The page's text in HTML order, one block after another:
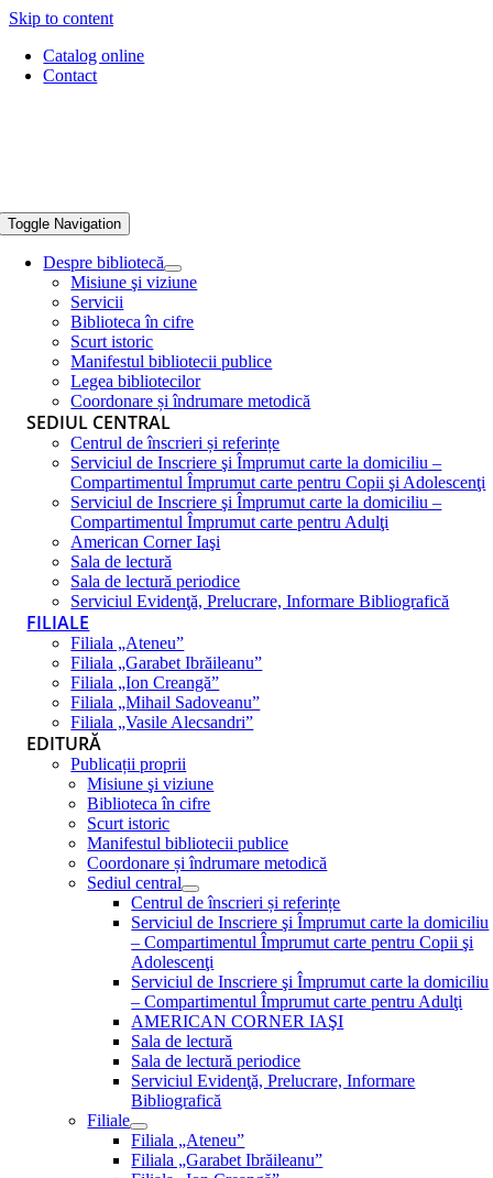
Skip to content
Catalog online
Contact
Toggle Navigation
Despre bibliotecă
Misiune şi viziune
Servicii
Biblioteca în cifre
Scurt istoric
Manifestul bibliotecii publice
Legea bibliotecilor
Coordonare și îndrumare metodică
SEDIUL CENTRAL
Centrul de înscrieri și referințe
Serviciul de Inscriere şi Împrumut carte la domiciliu –
Compartimentul Împrumut carte pentru Copii şi Adolescenţi
Serviciul de Inscriere şi Împrumut carte la domiciliu –
Compartimentul Împrumut carte pentru Adulţi
American Corner Iaşi
Sala de lectură
Sala de lectură periodice
Serviciul Evidenţă, Prelucrare, Informare Bibliografică
FILIALE
Filiala „Ateneu”
Filiala „Garabet Ibrăileanu”
Filiala „Ion Creangă”
Filiala „Mihail Sadoveanu”
Filiala „Vasile Alecsandri”
EDITURĂ
Publicații proprii
Misiune şi viziune
Biblioteca în cifre
Scurt istoric
Manifestul bibliotecii publice
Coordonare și îndrumare metodică
Sediul central
Centrul de înscrieri și referințe
Serviciul de Inscriere şi Împrumut carte la domiciliu
– Compartimentul Împrumut carte pentru Copii şi
Adolescenţi
Serviciul de Inscriere şi Împrumut carte la domiciliu
– Compartimentul Împrumut carte pentru Adulţi
AMERICAN CORNER IAŞI
Sala de lectură
Sala de lectură periodice
Serviciul Evidenţă, Prelucrare, Informare
Bibliografică
Filiale
Filiala „Ateneu”
Filiala „Garabet Ibrăileanu”